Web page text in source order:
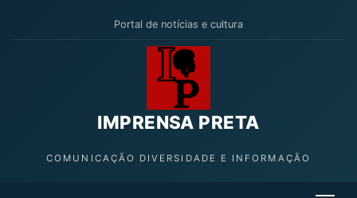
Portal de notícias e cultura
IMPRENSA PRETA
COMUNICAÇÃO DIVERSIDADE E INFORMAÇÃO